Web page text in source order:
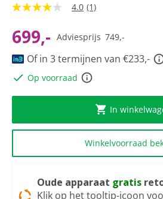
4.0
5
sterren,
gemiddelde
scorewaarde.
a
Dezelfde
4.0 (1)
699,- Adviesprijs 749,-
Of in 3 termijnen van €233,-
Op voorraad
In
Winkelvoorraad
Oude apparaat gratis
Klik op het tooltip-icoon